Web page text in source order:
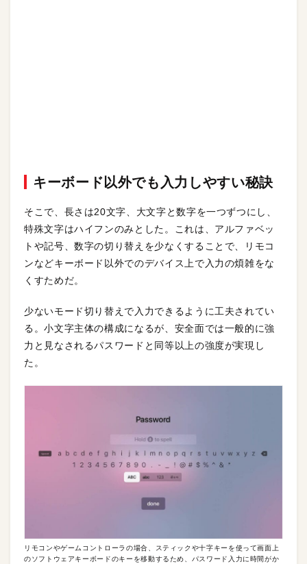
キーボード以外でも入力しやすい秘訣
そこで、長さは20文字、大文字と数字を一つずつにし、
特殊文字はハイフンのみとした。これは、アルファベッ
トや記号、数字の切り替えを少なくすることで、リモコ
ンなどキーボード以外でのデバイス上で入力の煩雑をな
くすためだ。
少ないモード切り替えで入力できるように工夫されてい
る。小文字主体の構成になるが、安全面では一般的に強
力と見なされるパスワードと同等以上の強度が実現し
た。
リモコンやゲームコントローラの場合、スティックや十字キーを使って画面上
のソフトウェアキーボードのキーを移動するため、パスワード入力に時間がか